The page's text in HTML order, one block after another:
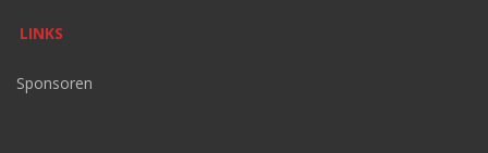
LINKS
Sponsoren